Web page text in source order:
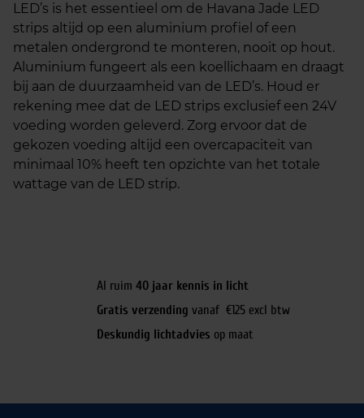
LED’s is het essentieel om de Havana Jade LED
strips altijd op een aluminium profiel of een
metalen ondergrond te monteren, nooit op hout.
Aluminium fungeert als een koellichaam en draagt
bij aan de duurzaamheid van de LED’s. Houd er
rekening mee dat de LED strips exclusief een 24V
voeding worden geleverd. Zorg ervoor dat de
gekozen voeding altijd een overcapaciteit van
minimaal 10% heeft ten opzichte van het totale
wattage van de LED strip.
Al ruim 40 jaar kennis in licht
Gratis verzending vanaf €125 excl btw
Deskundig lichtadvies op maat